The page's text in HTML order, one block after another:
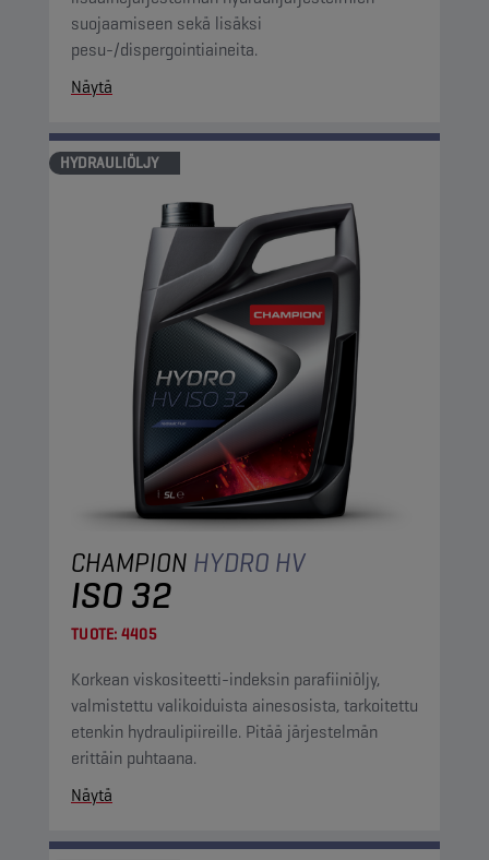
suojaamiseen sekä lisäksi
pesu-/dispergointiaineita.
Näytä
HYDRAULIÖLJY
CHAMPION HYDRO HV
ISO 32
TUOTE: 4405
Korkean viskositeetti-indeksin parafiiniöljy,
valmistettu valikoiduista ainesosista, tarkoitettu
etenkin hydraulipiireille. Pitää järjestelmän
erittäin puhtaana.
Näytä